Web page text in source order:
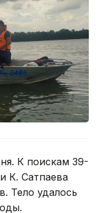
К поискам 39-
К. Сатпаева
Тело удалось